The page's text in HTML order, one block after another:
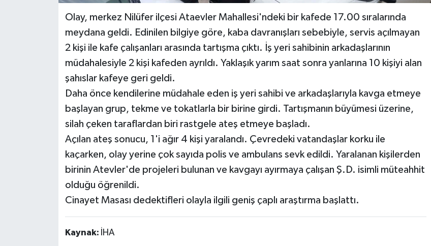
Olay, merkez Nilüfer ilçesi Ataevler Mahallesi'ndeki bir kafede 17.00 sıralarında
meydana geldi. Edinilen bilgiye göre, kaba davranışları sebebiyle, servis açılmayan
2 kişi ile kafe çalışanları arasında tartışma çıktı. İş yeri sahibinin arkadaşlarının
müdahalesiyle 2 kişi kafeden ayrıldı. Yaklaşık yarım saat sonra yanlarına 10 kişiyi alan
şahıslar kafeye geri geldi.
Daha önce kendilerine müdahale eden iş yeri sahibi ve arkadaşlarıyla kavga etmeye
başlayan grup, tekme ve tokatlarla bir birine girdi. Tartışmanın büyümesi üzerine,
silah çeken taraflardan biri rastgele ateş etmeye başladı.
Açılan ateş sonucu, 1'i ağır 4 kişi yaralandı. Çevredeki vatandaşlar korku ile
kaçarken, olay yerine çok sayıda polis ve ambulans sevk edildi. Yaralanan kişilerden
birinin Atevler'de projeleri bulunan ve kavgayı ayırmaya çalışan Ş.D. isimli müteahhit
olduğu öğrenildi.
Cinayet Masası dedektifleri olayla ilgili geniş çaplı araştırma başlattı.
Kaynak: İHA